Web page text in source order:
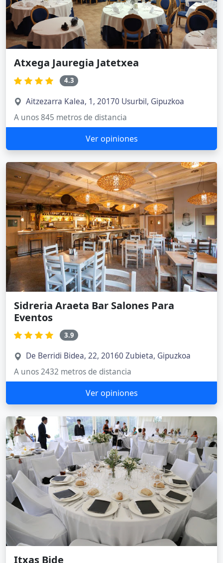
Atxega Jauregia Jatetxea
4.3
Aitzezarra Kalea, 1, 20170 Usurbil, Gipuzkoa
A unos 845 metros de distancia
Ver opiniones
Sidreria Araeta Bar Salones Para
Eventos
3.9
De Berridi Bidea, 22, 20160 Zubieta, Gipuzkoa
A unos 2432 metros de distancia
Ver opiniones
Itxas Bide